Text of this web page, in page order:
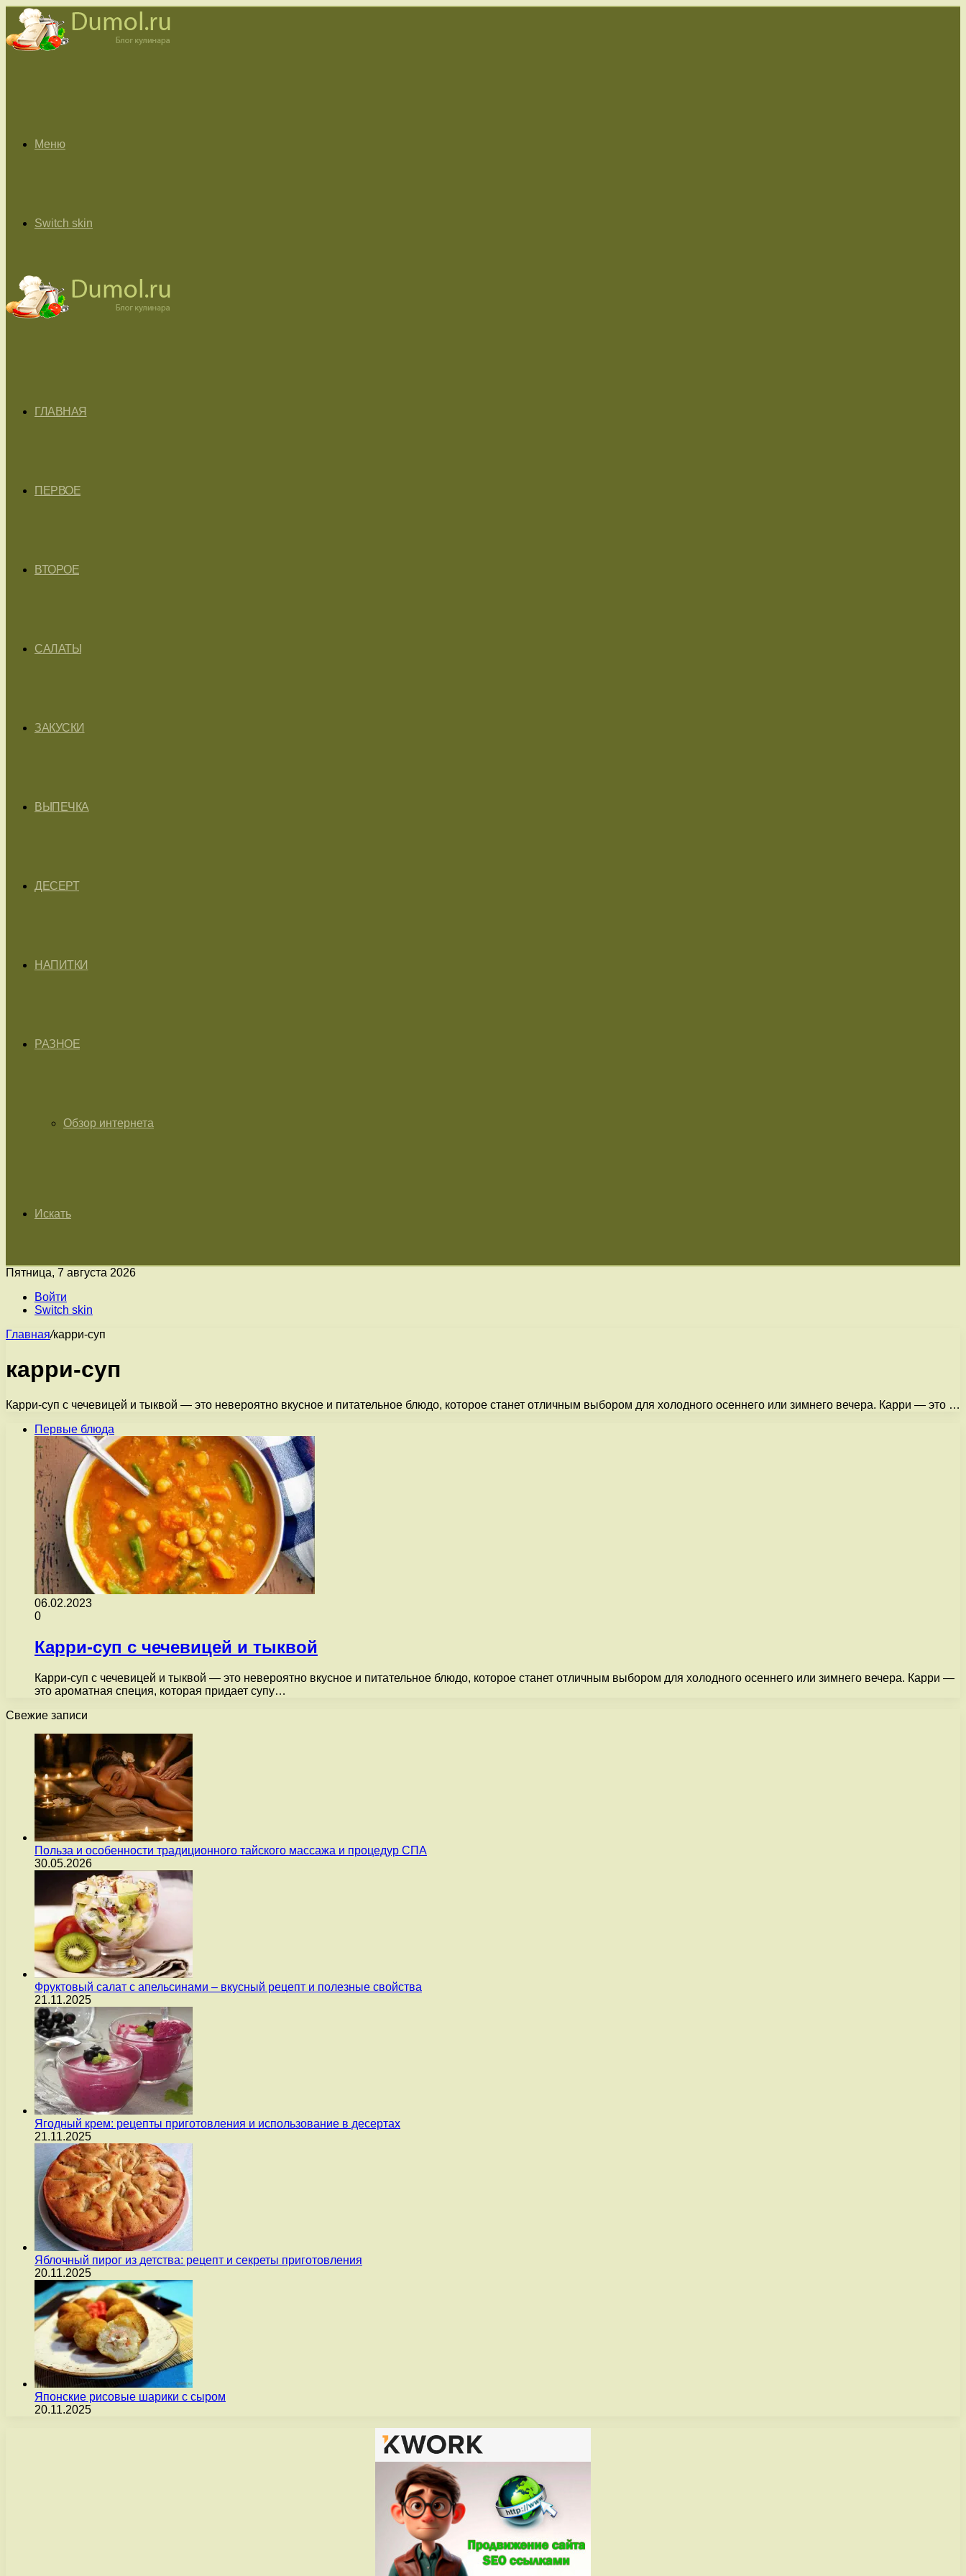
Меню
Switch skin
ГЛАВНАЯ
ПЕРВОЕ
ВТОРОЕ
САЛАТЫ
ЗАКУСКИ
ВЫПЕЧКА
ДЕСЕРТ
НАПИТКИ
РАЗНОЕ
Обзор интернета
Искать
Пятница, 7 августа 2026
Войти
Switch skin
Главная/карри-суп
карри-суп
Карри-суп с чечевицей и тыквой — это невероятно вкусное и питательное блюдо, которое станет отличным выбором для холодного осеннего или зимнего вечера. Карри — это …
Первые блюда
06.02.2023
0
Карри-суп с чечевицей и тыквой
Карри-суп с чечевицей и тыквой — это невероятно вкусное и питательное блюдо, которое станет отличным выбором для холодного осеннего или зимнего вечера. Карри —
это ароматная специя, которая придает супу…
Свежие записи
Польза и особенности традиционного тайского массажа и процедур СПА
30.05.2026
Фруктовый салат с апельсинами – вкусный рецепт и полезные свойства
21.11.2025
Ягодный крем: рецепты приготовления и использование в десертах
21.11.2025
Яблочный пирог из детства: рецепт и секреты приготовления
20.11.2025
Японские рисовые шарики с сыром
20.11.2025